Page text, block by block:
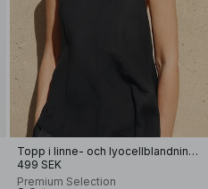
Topp i linne- och lyocellblandning med halterneck
499 SEK
Premium Selection